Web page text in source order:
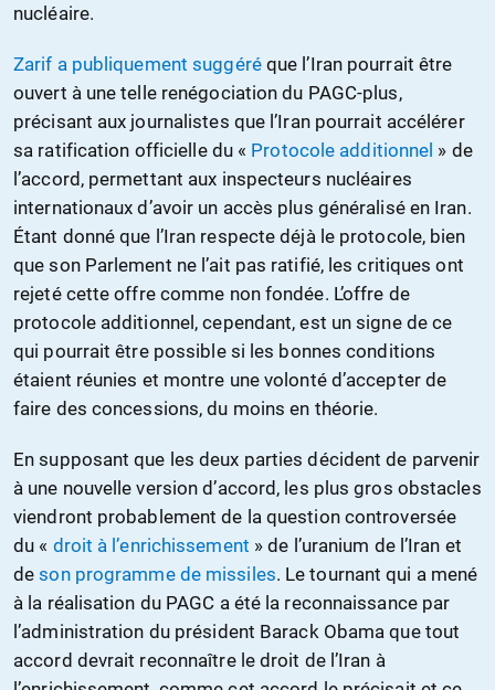
nucléaire.
Zarif a publiquement suggéréque l’Iran pourrait être
ouvert à une telle renégociation du PAGC-plus,
précisant aux journalistes que l’Iran pourrait accélérer
sa ratification officielle du « Protocole additionnel » de
l’accord, permettant aux inspecteurs nucléaires
internationaux d’avoir un accès plus généralisé en Iran.
Étant donné que l’Iran respecte déjà le protocole, bien
que son Parlement ne l’ait pas ratifié, les critiques ont
rejeté cette offre comme non fondée. L’offre de
protocole additionnel, cependant, est un signe de ce
qui pourrait être possible si les bonnes conditions
étaient réunies et montre une volonté d’accepter de
faire des concessions, du moins en théorie.
En supposant que les deux parties décident de parvenir
à une nouvelle version d’accord, les plus gros obstacles
viendront probablement de la question controversée
du « droit à l’enrichissement » de l’uranium de l’Iran et
deson programme de missiles. Le tournant qui a mené
à la réalisation du PAGC a été la reconnaissance par
l’administration du président Barack Obama que tout
accord devrait reconnaître le droit de l’Iran à